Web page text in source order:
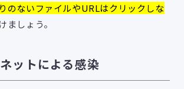
のないファイルやURLはクリックしな
ましょう。
ットによる感染